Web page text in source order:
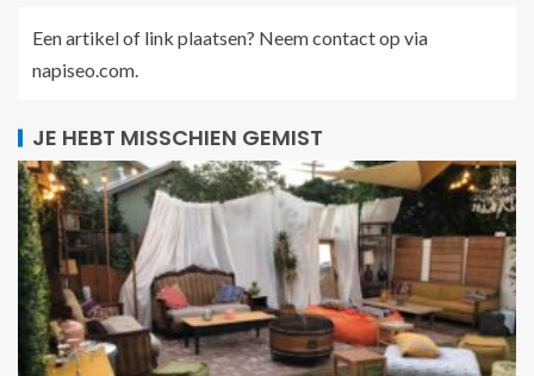
Een artikel of link plaatsen? Neem contact op via
napiseo.com
JE HEBT MISSCHIEN GEMIST